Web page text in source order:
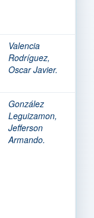
Valencia
Rodríguez,
Oscar Javier.
González
Leguizamon,
Jefferson
Armando.